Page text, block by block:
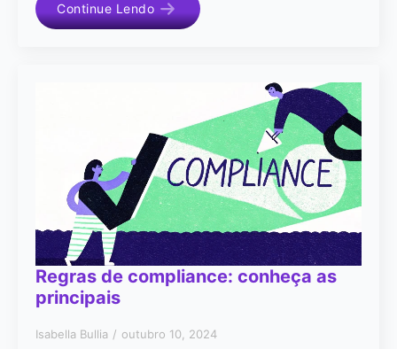
Continue Lendo
Regras de compliance: conheça as
principais
Isabella Bullia outubro 10, 2024